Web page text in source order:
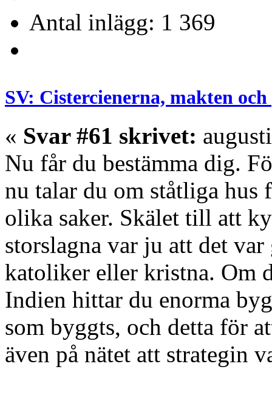
Antal inlägg: 1 369
SV: Cistercienerna, makten
« Svar #61 skrivet:
Nu får du bestämma dig.
nu talar du om ståtliga hus
olika saker. Skälet till att
storslagna var ju att det
katoliker eller kristna. Om
Indien hittar du enorma
som byggts, och detta för
även på nätet att strategin